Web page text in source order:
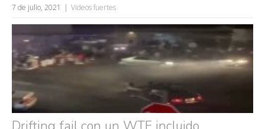
7 de julio, 2021 Videos fuertes